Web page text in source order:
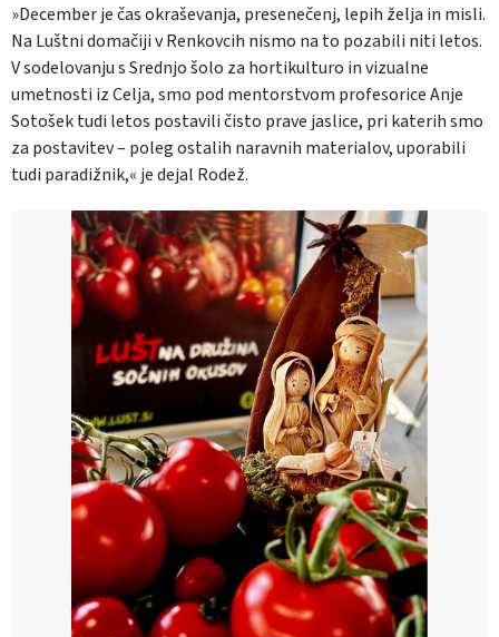
»December je čas okraševanja, presenečenj, lepih želja in misli.
Na Luštni domačiji v Renkovcih nismo na to pozabili niti letos.
V sodelovanju s Srednjo šolo za hortikulturo in vizualne
umetnosti iz Celja, smo pod mentorstvom profesorice Anje
Sotošek tudi letos postavili čisto prave jaslice, pri katerih smo
za postavitev – poleg ostalih naravnih materialov, uporabili
tudi paradižnik,« je dejal Rodež.